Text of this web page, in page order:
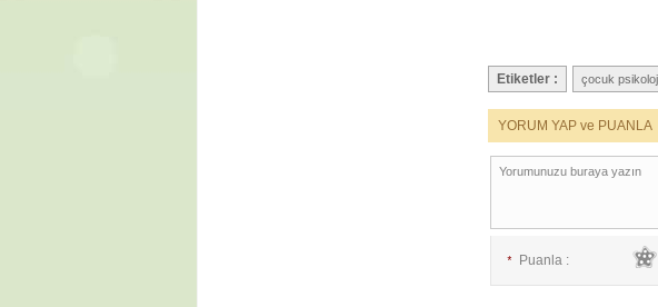
Etiketler : çocuk
YORUM YAP ve PUANLA
* Puanla :